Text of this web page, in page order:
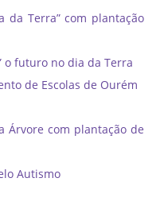
da Terra” com plantação
o futuro no dia da Terra
de Escolas de Ourém
Árvore com plantação de
Autismo